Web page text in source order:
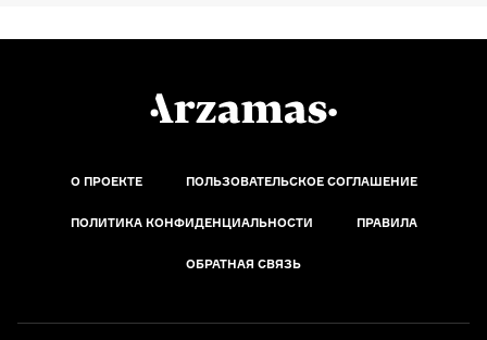
О ПРОЕКТЕ ПОЛЬЗОВАТЕЛЬСКОЕ СОГЛАШЕНИЕ
ПОЛИТИКА КОНФИДЕНЦИАЛЬНОСТИ ПРАВИЛА
ОБРАТНАЯ СВЯЗЬ